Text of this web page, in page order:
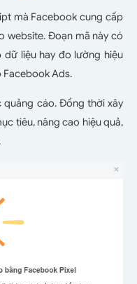
mà Facebook cung cấp
website. Đoạn mã này có
dữ liệu hay đo lường hiệu
Facebook Ads.
cáo. Đồng thời xây
tiêu, nâng cao hiệu quả,